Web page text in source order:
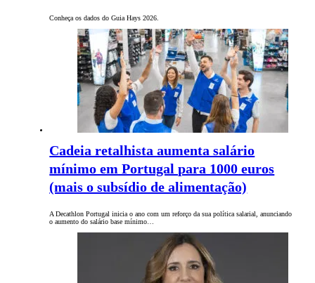
Conheça os dados do Guia Hays 2026.
Cadeia retalhista aumenta salário
mínimo em Portugal para 1000 euros
(mais o subsídio de alimentação)
A Decathlon Portugal inicia o ano com um reforço da sua política salarial, anunciando
o aumento do salário base mínimo…